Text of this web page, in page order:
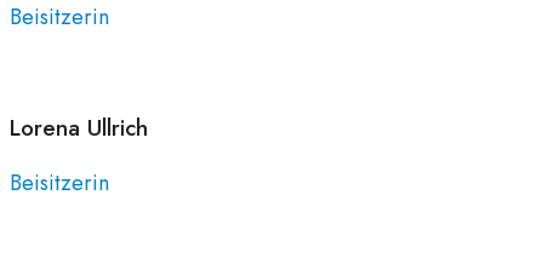
Beisitzerin
Lorena Ullrich
Beisitzerin